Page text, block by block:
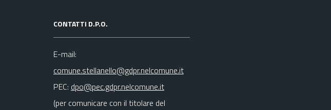
CONTATTI D.P.O.
E-mail:
comune.stellanello@gdpr.nelcomune.it
PEC: dpo@pec.gdpr.nelcomune.it
(per comunicare con il titolare del